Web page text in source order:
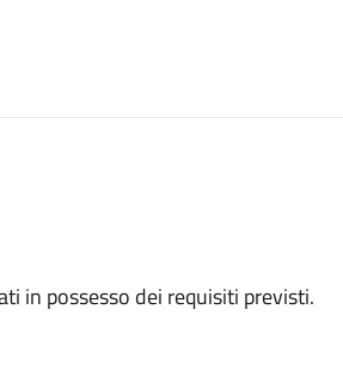
in possesso dei requisiti previsti.